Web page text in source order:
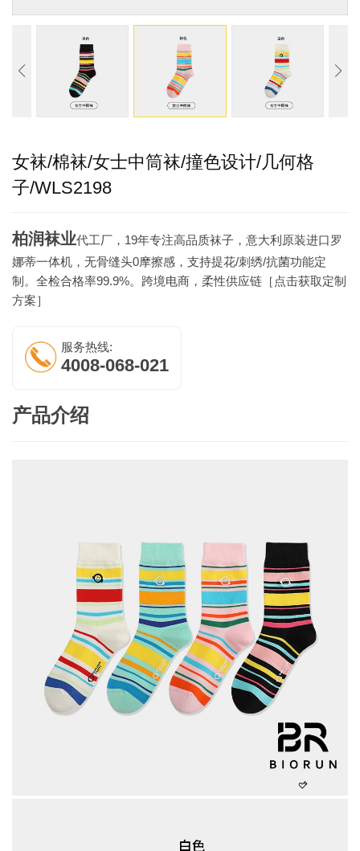
女袜/棉袜/女士中筒袜/撞色设计/几何格
子/WLS2198
柏润袜业代工厂，19年专注高品质袜子，意大利原装进口罗
娜蒂一体机，无骨缝头0摩擦感，支持提花/刺绣/抗菌功能定
制。全检合格率99.9%。跨境电商，柔性供应链［点击获取定制
方案］
服务热线:
4008-068-021
产品介绍